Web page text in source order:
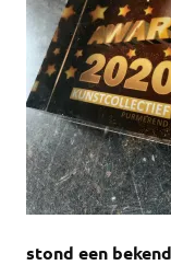
stond een